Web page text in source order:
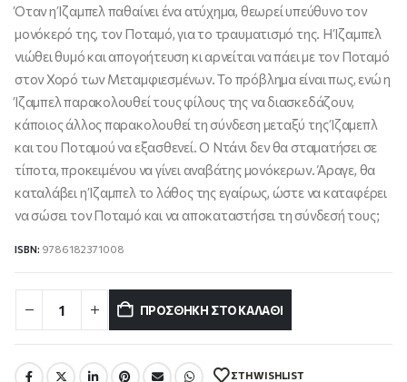
8.11 €.
Όταν η Ίζαμπελ παθαίνει ένα ατύχημα, θεωρεί υπεύθυνο τον
μονόκερό της, τον Ποταμό, για το τραυματισμό της. Η Ίζαμπελ
νιώθει θυμό και απογοήτευση κι αρνείται να πάει με τον Ποταμό
στον Χορό των Μεταμφιεσμένων. Το πρόβλημα είναι πως, ενώ η
Ίζαμπελ παρακολουθεί τους φίλους της να διασκεδάζουν,
κάποιος άλλος παρακολουθεί τη σύνδεση μεταξύ της Ίζαμεπλ
και του Ποταμού να εξασθενεί. Ο Ντάνι δεν θα σταματήσει σε
τίποτα, προκειμένου να γίνει αναβάτης μονόκερων. Άραγε, θα
καταλάβει η Ίζαμπελ το λάθος της εγαίρως, ώστε να καταφέρει
να σώσει τον Ποταμό και να αποκαταστήσει τη σύνδεσή τους;
ISBN: 9786182371008
ΠΡΟΣΘΉΚΗ ΣΤΟ ΚΑΛΆΘΙ
ΣΤΗ WISHLIST